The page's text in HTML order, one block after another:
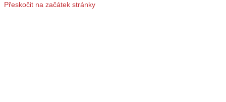
Přeskočit na začátek stránky